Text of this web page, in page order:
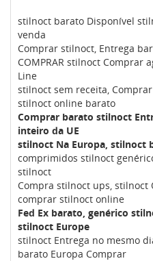
stilnoct barato Disponível
venda
Comprar stilnoct, Entrega
COMPRAR stilnoct Comprar
Line
stilnoct sem receita,
stilnoct online barato
Comprar barato stilnoct
inteiro da UE
stilnoct Na Europa, stilnoct
comprimidos stilnoct
stilnoct
Compra stilnoct ups, stilnoct
comprar stilnoct online
Fed Ex barato, genérico
stilnoct Europe
stilnoct Entrega no mesmo
barato Europa Comprar